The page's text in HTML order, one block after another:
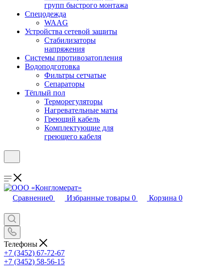
групп быстрого монтажа
Спецодежда
WAAG
Устройства сетевой защиты
Стабилизаторы
напряжения
Системы противозатопления
Водоподготовка
Фильтры сетчатые
Сепараторы
Тёплый пол
Терморегуляторы
Нагревательные маты
Греющий кабель
Комплектующие для
греющего кабеля
Сравнение0 Избранные товары 0 Корзина 0
Телефоны
+7 (3452) 67-72-67
+7 (3452) 58-56-15